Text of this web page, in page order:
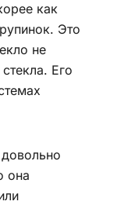
как
Это
не
Его
она